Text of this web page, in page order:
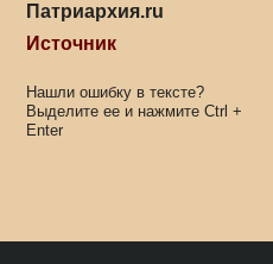
Патриархия.ru
Источник
Нашли ошибку в тексте?
Выделите ее и нажмите Ctrl +
Enter